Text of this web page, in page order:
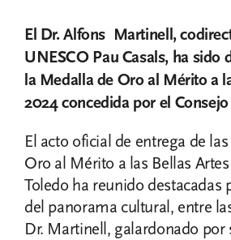
El Dr. Alfons Martinell,
UNESCO Pau Casals, ha sido
la Medalla de Oro al Mérito a
2024 concedida por el
El acto oficial de entrega de
Oro al Mérito a las Bellas
Toledo ha reunido destacadas
del panorama cultural, entre
Dr. Martinell, galardonado por